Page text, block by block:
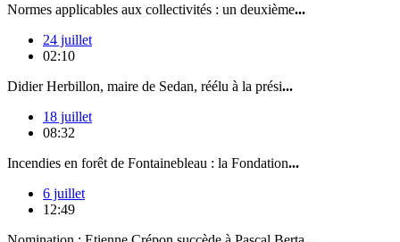
Normes applicables aux collectivités : un deuxième...
24 juillet
02:10
Didier Herbillon, maire de Sedan, réélu à la prési...
18 juillet
08:32
Incendies en forêt de Fontainebleau : la Fondation...
6 juillet
12:49